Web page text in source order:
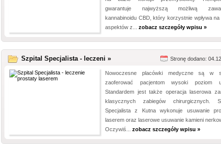
gwarantuje najwyższą możliwą
kannabinoidu CBD, który korzystnie wpływa na
aspektów z... zobacz szczegóły wpisu »
Szpital Specjalista - leczeni » Stronę dodano:
Nowoczesne placówki medyczne są w
zaoferować pacjentom wysoki poziom
Standardem jest także operacja laserowa
klasycznych zabiegów chirurgicznych.
Specjalista z Kutna wykonuje usuwanie
laserem oraz laserowe usuwanie kamieni
Oczywiś... zobacz szczegóły wpisu »